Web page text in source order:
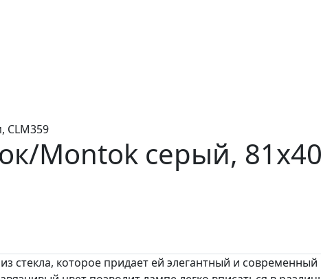
CLM359
Montok серый,
стекла, которое придает ей элегантный и